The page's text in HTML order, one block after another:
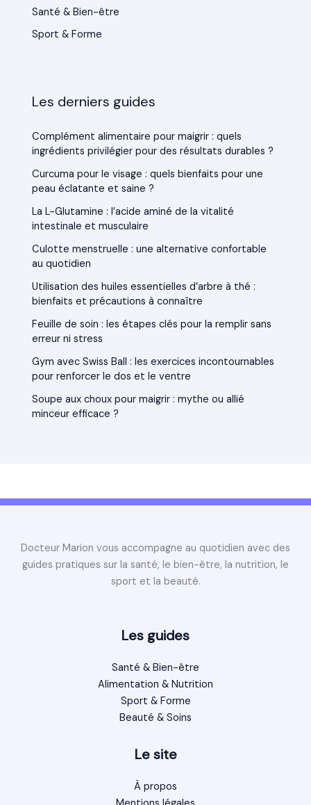
Santé & Bien-être
Sport & Forme
Les derniers guides
Complément alimentaire pour maigrir : quels
ingrédients privilégier pour des résultats durables ?
Curcuma pour le visage : quels bienfaits pour une
peau éclatante et saine ?
La L-Glutamine : l’acide aminé de la vitalité
intestinale et musculaire
Culotte menstruelle : une alternative confortable
au quotidien
Utilisation des huiles essentielles d’arbre à thé :
bienfaits et précautions à connaître
Feuille de soin : les étapes clés pour la remplir sans
erreur ni stress
Gym avec Swiss Ball : les exercices incontournables
pour renforcer le dos et le ventre
Soupe aux choux pour maigrir : mythe ou allié
minceur efficace ?
Docteur Marion vous accompagne au quotidien avec des
guides pratiques sur la santé, le bien-être, la nutrition, le
sport et la beauté.
Les guides
Santé & Bien-être
Alimentation & Nutrition
Sport & Forme
Beauté & Soins
Le site
À propos